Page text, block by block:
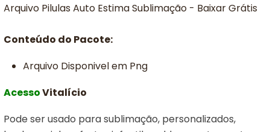
Arquivo Pilulas Auto Estima Sublimação - Baixar Grátis
Conteúdo do Pacote:
Arquivo Disponivel em Png
AcessoVitalício
Pode ser usado para sublimação, personalizados,